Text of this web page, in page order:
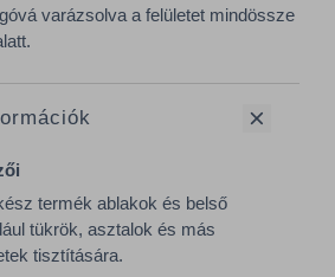
varázsolva a felületet mindössze
termék ablakok és belső
tükrök, asztalok és más
tisztítására.